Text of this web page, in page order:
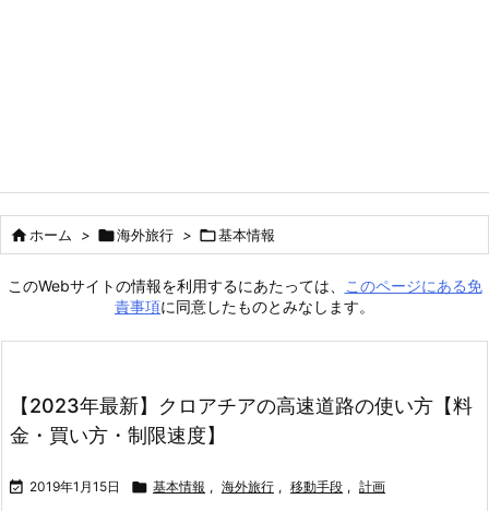
ホーム > 海外旅行 > 基本情報
このWebサイトの情報を利用するにあたっては、
このページにある免
責事項に同意したものとみなします。
【2023年最新】クロアチアの高速道路の使い方【料
金・買い方・制限速度】
 2019年1月15日  基本情報 , 海外旅行 , 移動手段 , 計画